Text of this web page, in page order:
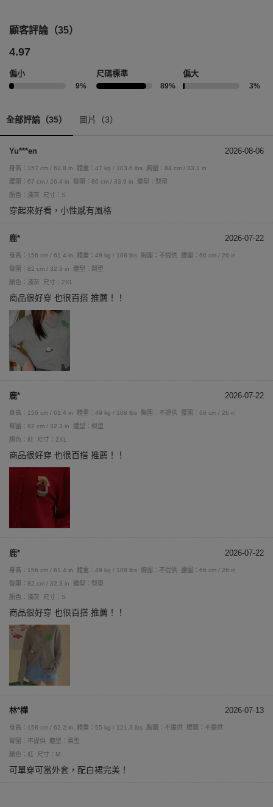
顧客評論（35）
4.97
偏小
9%
尺碼標準
89%
偏大
3%
全部評論（35） 圖片（3）
Yu***en 2026-08-06
身高：157 cm / 61.8 in 體重：47 kg / 103.6 lbs
胸圍：84 cm / 33.1 in
腰圍：67 cm / 26.4 in
臀圍：86 cm / 33.9 in
體型：梨型
顏色：淺灰
尺寸：S
穿起來好看，小性感有風格
鹿* 2026-07-22
身高：156 cm / 61.4 in 體重：49 kg / 108 lbs 胸圍：不提供
腰圍：66 cm / 26 in
臀圍：82 cm / 32.3 in
體型：梨型
顏色：淺灰
尺寸：2XL
商品很好穿 也很百搭 推薦！！
鹿* 2026-07-22
身高：156 cm / 61.4 in 體重：49 kg / 108 lbs 胸圍：不提供
腰圍：66 cm / 26 in
臀圍：82 cm / 32.3 in
體型：梨型
顏色：紅
尺寸：2XL
商品很好穿 也很百搭 推薦！！
鹿* 2026-07-22
身高：156 cm / 61.4 in 體重：49 kg / 108 lbs 胸圍：不提供
腰圍：66 cm / 26 in
臀圍：82 cm / 32.3 in
體型：梨型
顏色：淺灰
尺寸：S
商品很好穿 也很百搭 推薦！！
林*樺 2026-07-13
身高：158 cm / 62.2 in 體重：55 kg / 121.3 lbs 胸圍：不提供
腰圍：不提供
臀圍：不提供
體型：梨型
顏色：紅
尺寸：M
可單穿可當外套，配白裙完美！